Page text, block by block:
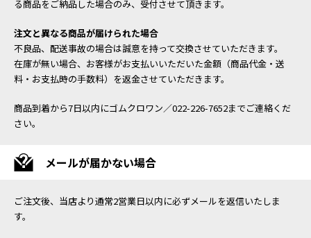
る商品をご納品した場合のみ、受付させて頂きます。
注文と異なる商品が届けられた場合
不良品、配送事故の場合は誠意を持って交換させていただきます。
在庫が無い場合、お客様がお支払いいただいた金額（商品代金・送
料・お支払時の手数料）を返金させていただきます。
商品到着から7日以内にゴムクロワン／022-226-7652までご連絡くだ
さい。
メールが届かない場合
ご注文後、当店より通常2営業日以内に必ずメールを返信いたしま
す。